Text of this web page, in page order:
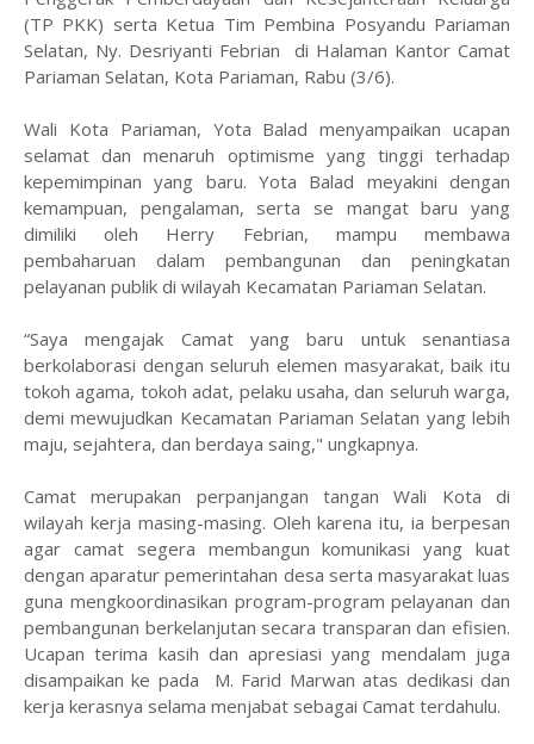
(TP PKK) serta Ketua Tim Pembina Posyandu Pariaman
Selatan, Ny. Desriyanti Febrian di Halaman Kantor Camat
Pariaman Selatan, Kota Pariaman, Rabu (3/6).
Wali Kota Pariaman, Yota Balad menyampaikan ucapan
selamat dan menaruh optimisme yang tinggi terhadap
kepemimpinan yang baru. Yota Balad meyakini dengan
kemampuan, pengalaman, serta se mangat baru yang
dimiliki oleh Herry Febrian, mampu membawa
pembaharuan dalam pembangunan dan peningkatan
pelayanan publik di wilayah Kecamatan Pariaman Selatan.
“Saya mengajak Camat yang baru untuk senantiasa
berkolaborasi dengan seluruh elemen masyarakat, baik itu
tokoh agama, tokoh adat, pelaku usaha, dan seluruh warga,
demi mewujudkan Kecamatan Pariaman Selatan yang lebih
maju, sejahtera, dan berdaya saing," ungkapnya.
Camat merupakan perpanjangan tangan Wali Kota di
wilayah kerja masing-masing. Oleh karena itu, ia berpesan
agar camat segera membangun komunikasi yang kuat
dengan aparatur pemerintahan desa serta masyarakat luas
guna mengkoordinasikan program-program pelayanan dan
pembangunan berkelanjutan secara transparan dan efisien.
Ucapan terima kasih dan apresiasi yang mendalam juga
disampaikan ke pada M. Farid Marwan atas dedikasi dan
kerja kerasnya selama menjabat sebagai Camat terdahulu.